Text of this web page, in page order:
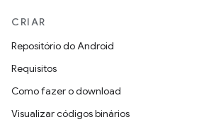
CRIAR
Repositório do Android
Requisitos
Como fazer o download
Visualizar códigos binários